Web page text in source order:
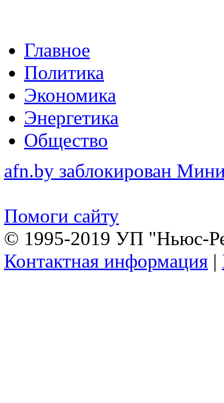
Главное
Политика
Экономика
Энергетика
Общество
afn.by заблокирован
Помоги сайту
© 1995-2019 УП "Ньюс-
Контактная информация |